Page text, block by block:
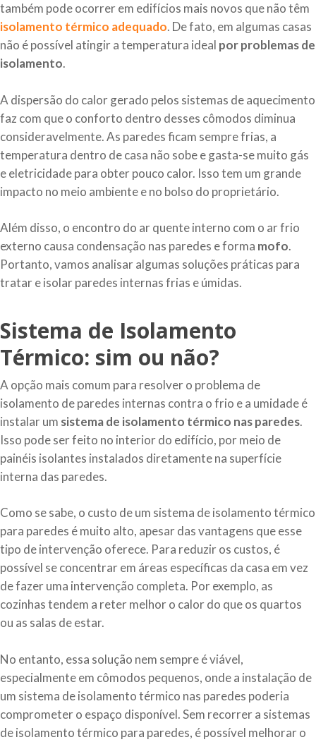
também pode ocorrer em edifícios mais novos que não têm
isolamento térmico adequado. De fato, em algumas casas
não é possível atingir a temperatura ideal por problemas de
isolamento.
A dispersão do calor gerado pelos sistemas de aquecimento
faz com que o conforto dentro desses cômodos diminua
consideravelmente. As paredes ficam sempre frias, a
temperatura dentro de casa não sobe e gasta-se muito gás
e eletricidade para obter pouco calor. Isso tem um grande
impacto no meio ambiente e no bolso do proprietário.
Além disso, o encontro do ar quente interno com o ar frio
externo causa condensação nas paredes e forma mofo.
Portanto, vamos analisar algumas soluções práticas para
tratar e isolar paredes internas frias e úmidas.
Sistema de Isolamento
Térmico: sim ou não?
A opção mais comum para resolver o problema de
isolamento de paredes internas contra o frio e a umidade é
instalar um sistema de isolamento térmico nas paredes.
Isso pode ser feito no interior do edifício, por meio de
painéis isolantes instalados diretamente na superfície
interna das paredes.
Como se sabe, o custo de um sistema de isolamento térmico
para paredes é muito alto, apesar das vantagens que esse
tipo de intervenção oferece. Para reduzir os custos, é
possível se concentrar em áreas específicas da casa em vez
de fazer uma intervenção completa. Por exemplo, as
cozinhas tendem a reter melhor o calor do que os quartos
ou as salas de estar.
No entanto, essa solução nem sempre é viável,
especialmente em cômodos pequenos, onde a instalação de
um sistema de isolamento térmico nas paredes poderia
comprometer o espaço disponível. Sem recorrer a sistemas
de isolamento térmico para paredes, é possível melhorar o